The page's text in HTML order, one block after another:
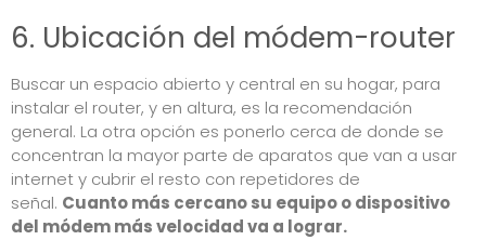
6. Ubicación del módem-router
Buscar un espacio abierto y central en su hogar, para
instalar el router, y en altura, es la recomendación
general. La otra opción es ponerlo cerca de donde se
concentran la mayor parte de aparatos que van a usar
internet y cubrir el resto con repetidores de
señal. Cuanto más cercano su equipo o dispositivo
del módem más velocidad va a lograr.